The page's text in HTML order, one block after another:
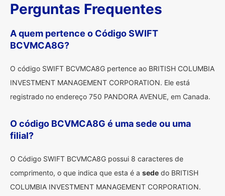
Perguntas Frequentes
A quem pertence o Código SWIFT
BCVMCA8G?
O código SWIFT BCVMCA8G pertence ao BRITISH COLUMBIA
INVESTMENT MANAGEMENT CORPORATION. Ele está
registrado no endereço 750 PANDORA AVENUE, em Canada.
O código BCVMCA8G é uma sede ou uma
filial?
O Código SWIFT BCVMCA8G possui 8 caracteres de
comprimento, o que indica que esta é a sede do BRITISH
COLUMBIA INVESTMENT MANAGEMENT CORPORATION.